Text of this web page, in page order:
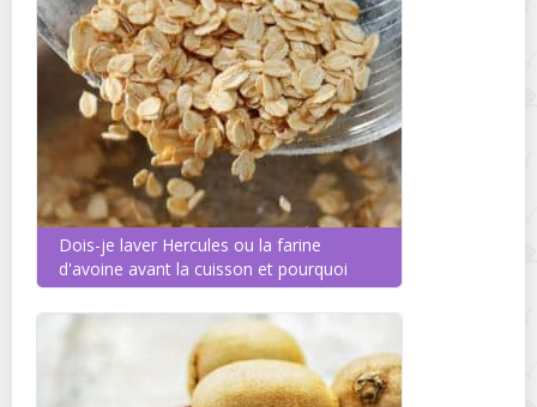
Dois-je laver Hercules ou la farine
d'avoine avant la cuisson et pourquoi